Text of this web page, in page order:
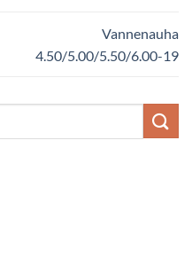
Vannenauha
4.50/5.00/5.50/6.00-19